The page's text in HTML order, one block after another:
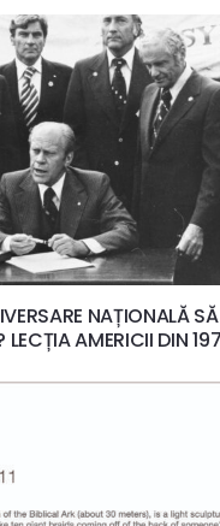
NAȚIONALĂ
AMERICII DIN